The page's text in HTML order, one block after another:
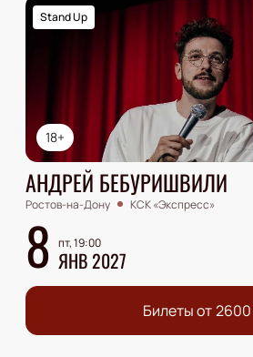
18+
Stand Up
АНДРЕЙ БЕБУРИШВИЛИ
Ростов-на-Дону КСК «Экспресс»
8 пт, 19:00
ЯНВ 2027
Билеты от 2600